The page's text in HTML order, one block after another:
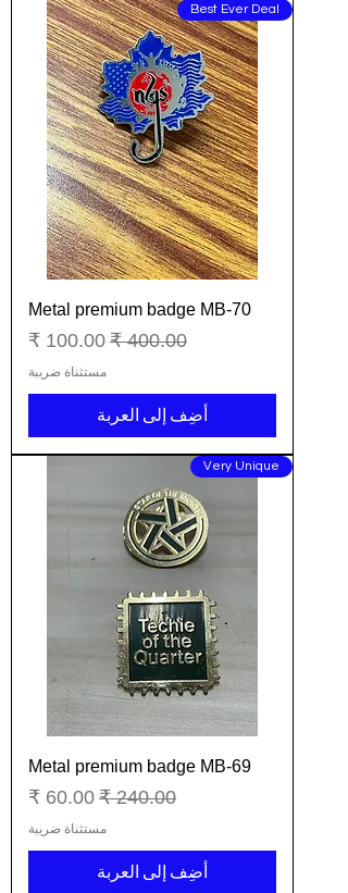
Best Ever Deal
Metal premium badge MB-70
سعر عاديسعر البيع
مستثناة ضريبة
أضِف إلى العربة
Very Unique
Metal premium badge MB-69
سعر عاديسعر البيع
مستثناة ضريبة
أضِف إلى العربة